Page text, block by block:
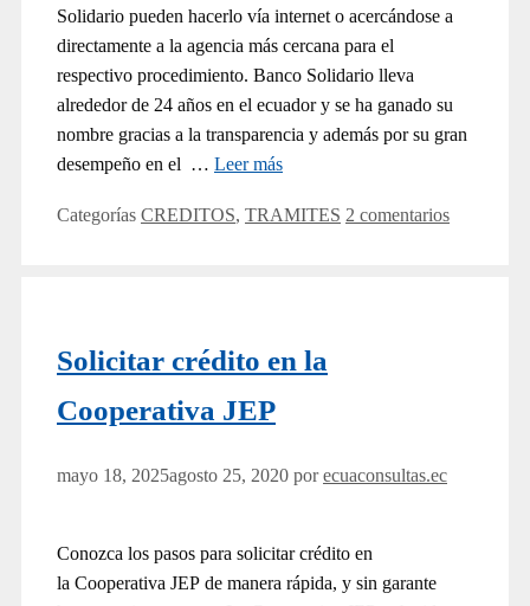
Solidario pueden hacerlo vía internet o acercándose a
directamente a la agencia más cercana para el
respectivo procedimiento. Banco Solidario lleva
alrededor de 24 años en el ecuador y se ha ganado su
nombre gracias a la transparencia y además por su gran
desempeño en el … Leer más
Categorías CREDITOS, TRAMITES 2 comentarios
Solicitar crédito en la
Cooperativa JEP
mayo 18, 2025agosto 25, 2020 porecuaconsultas.ec
Conozca los pasos para solicitar crédito en
la Cooperativa JEP de manera rápida, y sin garante